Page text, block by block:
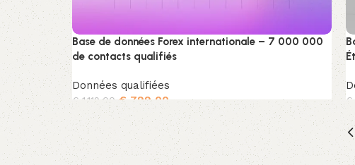
Base de données Forex internationale – 7 000 000
de contacts qualifiés
Données qualifiées
€ 1.119,00 € 799,00
Ajouter au panier
€